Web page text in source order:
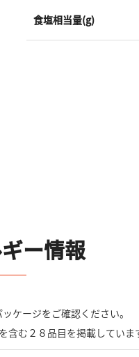
食塩相当量(g)
ー情報
ケージをご確認ください。
む２８品目を掲載していま